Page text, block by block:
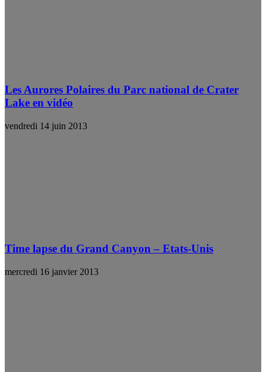
Les Aurores Polaires du Parc national de Crater
Lake en vidéo
vendredi 14 juin 2013
Time lapse du Grand Canyon – Etats-Unis
mercredi 16 janvier 2013